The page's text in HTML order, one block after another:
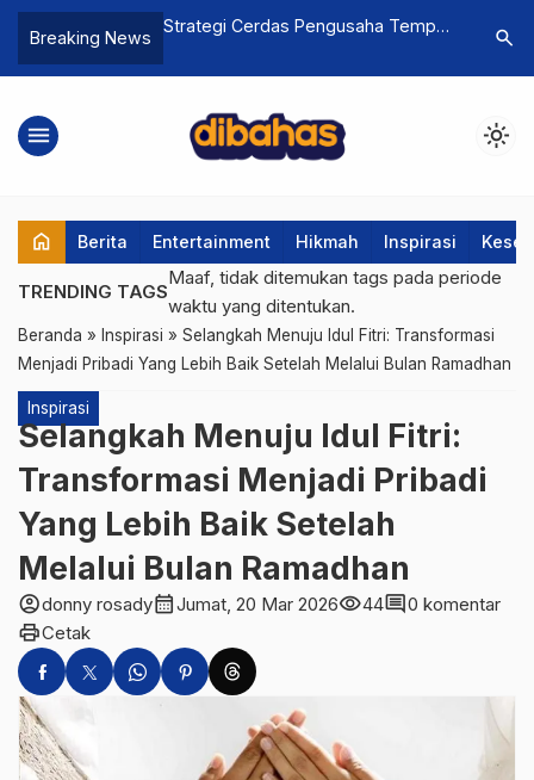
Breaking News
Harga
Lengkap dan
Mengenal Lebih Dekat Alessandro
Tak Lekang oleh Waktu
Umur
& Whey
search
menu light_mode
home Berita Entertainment Hikmah Inspirasi
TRENDING TAGS
Maaf, tidak ditemukan tags pada periode
waktu yang ditentukan.
Beranda » Inspirasi » Selangkah Menuju Idul Fitri: Transformasi
Menjadi Pribadi Yang Lebih Baik Setelah Melalui Bulan Ramadhan
Inspirasi
Selangkah Menuju Idul Fitri:
Transformasi Menjadi Pribadi
Yang Lebih Baik Setelah
Melalui Bulan Ramadhan
account_circledonny rosadycalendar_monthJumat, 20 Mar 2026visibility44comment0 komentar
printCetak